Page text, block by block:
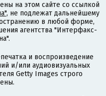
на этом сайте со ссылкой
, не подлежат дальнейшему
в любой форме,
агентства "Интерфакс-
и воспроизведение
и/или аудиовизуальных
Getty Images строго